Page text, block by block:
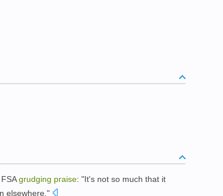
grudging praise: "It's not so much that it
elsewhere."